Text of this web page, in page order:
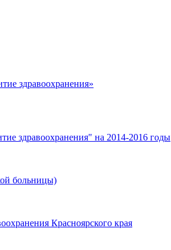
здравоохранения»
здравоохранения" на 2014-2016 годы
больницы)
Красноярского края